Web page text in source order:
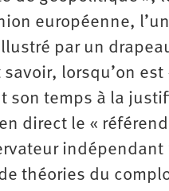
européenne,
par un
savoir, lorsqu’on
son temps à la
direct le «
indépendant
théories du